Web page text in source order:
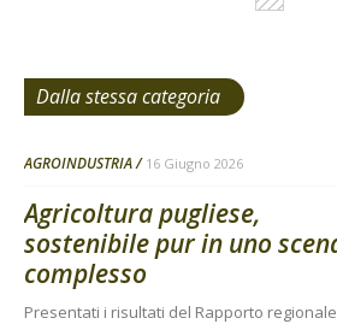
Dalla stessa categoria
AGROINDUSTRIA 16 Giugno 2026
Agricoltura pugliese,
sostenibile pur in uno
complesso
Presentati i risultati del Rapporto